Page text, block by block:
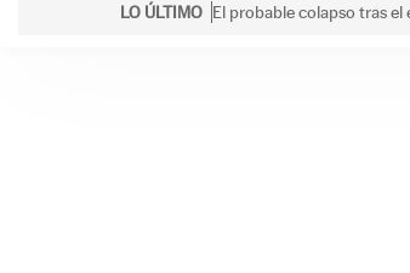
LO ÚLTIMO El probable colapso tras el